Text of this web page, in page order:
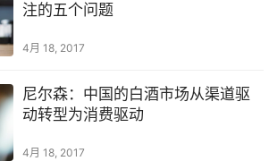
注的五个问题
4月 18, 2017
尼尔森：中国的白酒市场从渠道驱
动转型为消费驱动
4月 18, 2017